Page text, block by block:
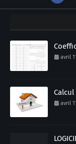
avril
avril